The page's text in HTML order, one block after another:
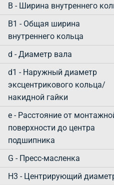
B - Ширина внутреннего
B1 - Общая ширина
внутреннего кольца
d - Диаметр вала
d1 - Наружный диаметр
эксцентрикового кольца/
накидной гайки
e - Расстояние от
поверхности до центра
подшипника
G - Пресс-масленка
H3 - Центрирующий